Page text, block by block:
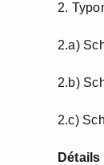
2.
2.a)
2.b)
2.c)